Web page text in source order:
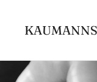
Inhalt
springen